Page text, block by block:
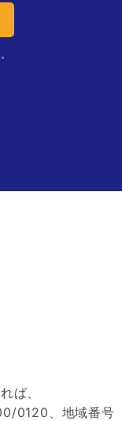
ば、
0120、地域番号